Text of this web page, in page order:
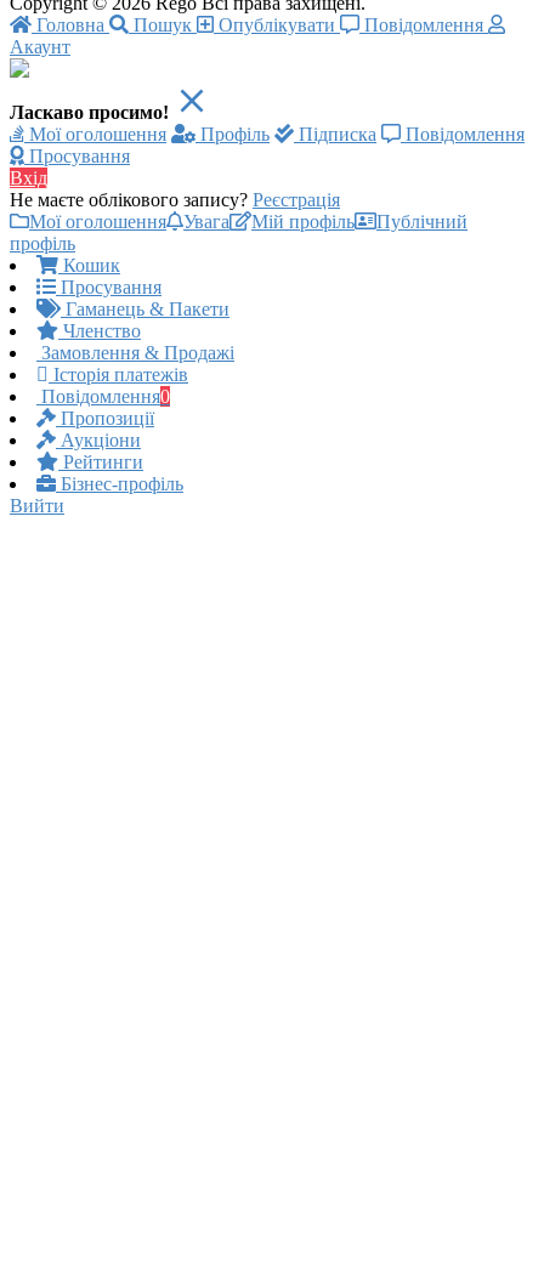
Головна
Пошук Опублікувати
Повідомлення
Акаунт
Ласкаво просимо!
Мої оголошення
Профіль Підписка
Повідомлення
Просування
Вхід
Не маєте облікового запису? Реєстрація
Мої оголошення
Увага Мій профіль
Публічний
профіль
Кошик
Просування
Гаманець & Пакети
Членство
Замовлення & Продажі
Історія платежів
Повідомлення0
Пропозиції
Аукціони
Рейтинги
Бізнес-профіль
Вийти